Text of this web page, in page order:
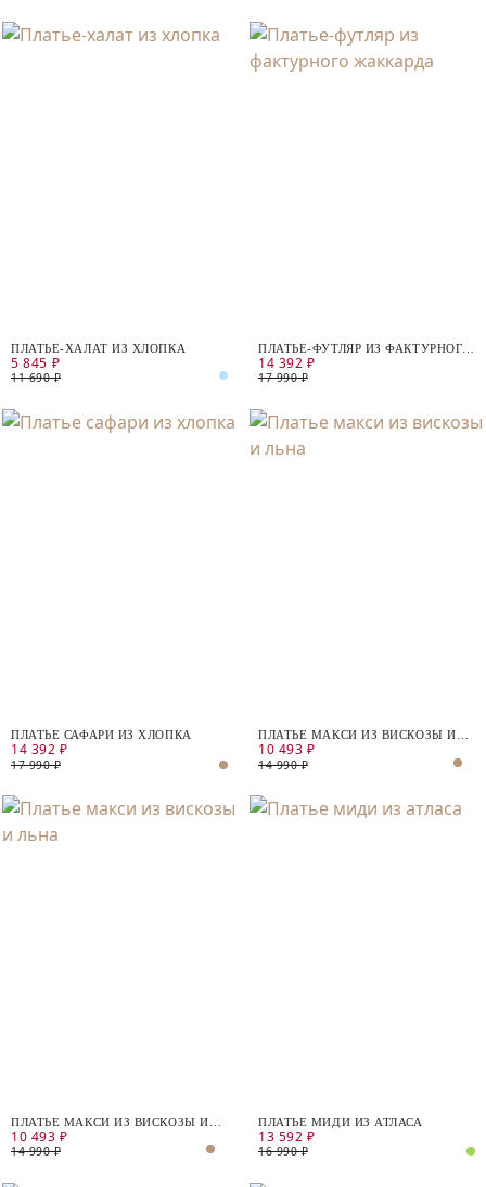
ПЛАТЬЕ-ХАЛАТ ИЗ ХЛОПКА
5 845 ₽
11 690 ₽
ПЛАТЬЕ-ФУТЛЯР ИЗ ФАКТУРНОГО
ЖАККАРДА
14 392 ₽
17 990 ₽
ПЛАТЬЕ САФАРИ ИЗ ХЛОПКА
14 392 ₽
17 990 ₽
ПЛАТЬЕ МАКСИ ИЗ ВИСКОЗЫ И
ЛЬНА
10 493 ₽
14 990 ₽
ПЛАТЬЕ МАКСИ ИЗ ВИСКОЗЫ И
ЛЬНА
10 493 ₽
14 990 ₽
ПЛАТЬЕ МИДИ ИЗ АТЛАСА
13 592 ₽
16 990 ₽